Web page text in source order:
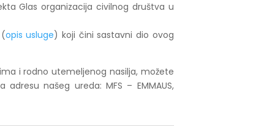
Glas organizacija civilnog društva u
opis usluge) koji čini sastavni dio ovog
i rodno utemeljenog nasilja, možete
našeg ureda: MFS – EMMAUS,